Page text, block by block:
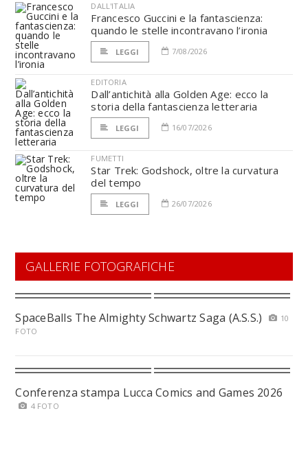
DALL'ITALIA
Francesco Guccini e la fantascienza:
quando le stelle incontravano l’ironia
LEGGI 7/08/2026
EDITORIA
Dall’antichità alla Golden Age: ecco la
storia della fantascienza letteraria
LEGGI 16/07/2026
FUMETTI
Star Trek: Godshock, oltre la curvatura
del tempo
LEGGI 26/07/2026
GALLERIE FOTOGRAFICHE
SpaceBalls The Almighty Schwartz Saga (A.S.S.)
10
FOTO
Conferenza stampa Lucca Comics and Games 2026
4 FOTO